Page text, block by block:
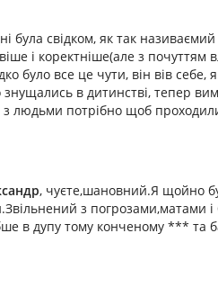
була свідком, як так
і коректніше(але з почуттям
було все це чути, він вів
знущались в дитинстві, тепер
людьми потрібно щоб
, чуєте,шановний.Я щойно
з погрозами,матами і
в дупу тому конченому *** та